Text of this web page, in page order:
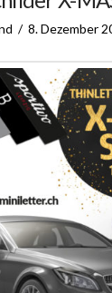
8. Dezember